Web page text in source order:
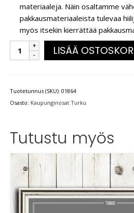
materiaaleja. Näin osaltamme
pakkausmateriaaleista tulevaa
myös itsekin kierrättää
LISÄÄ
Tuotetunnus (SKU): 01864
Osasto: Kaupunginosat Turku
Tutustu myös